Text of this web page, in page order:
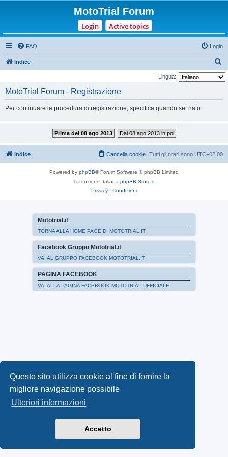
Questo sito utilizza cookie al fine di fornire la
migliore navigazione possibile
Ulteriori informazioni
Accetto
MotoTrial Forum
Login Active topics
FAQ Login
Indice
e
Lingua:
MotoTrial Forum - Registrazione
Per continuare la procedura di registrazione, specifica quando sei nato:
Prima del 08 ago 2013 Dal 08 ago 2013 in poi
Indice Tutti gli orari sono UTC+02:00
Cancella cookie
Powered by phpBB® Forum Software © phpBB Limited
Traduzione Italiana phpBB-Store.it
Privacy | Condizioni
Mototrial.it
TORNA ALLA HOME PAGE DI MOTOTRIAL.IT
Facebook Gruppo Mototrial.it
VAI AL GRUPPO FACEBOOK MOTOTRIAL.IT
PAGINA FACEBOOK
VAI ALLA PAGINA FACEBOOK MOTOTRIAL UFFICIALE